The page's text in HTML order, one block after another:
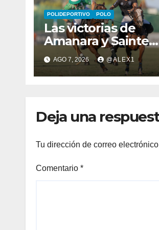
POLIDEPORTIVO POLO
Las victorias de
Amanara y Sainte
Mesme conforman
un domingo de
‘infarto’ por las
AGO 7, 2026 @ALEX1
Deja una
Tu dirección de correo
Comentario *